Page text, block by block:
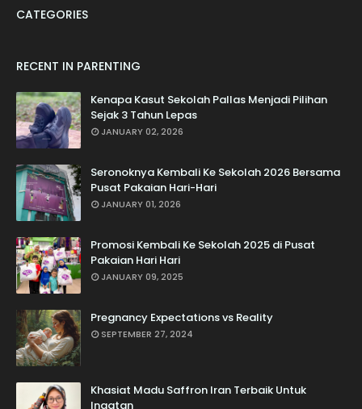
CATEGORIES
RECENT IN PARENTING
Kenapa Kasut Sekolah Pallas Menjadi Pilihan
Sejak 3 Tahun Lepas
JANUARY 02, 2026
Seronoknya Kembali Ke Sekolah 2026 Bersama
Pusat Pakaian Hari-Hari
JANUARY 01, 2026
Promosi Kembali Ke Sekolah 2025 di Pusat
Pakaian Hari Hari
JANUARY 09, 2025
Pregnancy Expectations vs Reality
SEPTEMBER 27, 2024
Khasiat Madu Saffron Iran Terbaik Untuk
Ingatan